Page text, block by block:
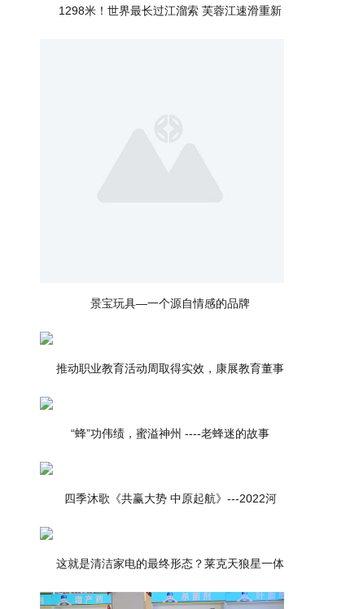
1298米！世界最长过江溜索 芙蓉江速滑重新
景宝玩具—一个源自情感的品牌
推动职业教育活动周取得实效，康展教育董事
“蜂”功伟绩，蜜溢神州 ----老蜂迷的故事
四季沐歌《共赢大势 中原起航》---2022河
这就是清洁家电的最终形态？莱克天狼星一体